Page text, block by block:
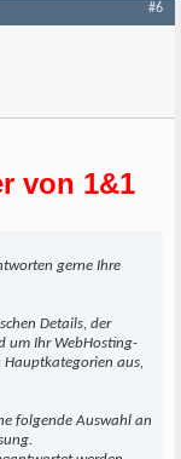
#6
von 1&1
gerne Ihre
Details, der
um Ihr WebHosting-
Hauptkategorien aus,
folgende Auswahl an